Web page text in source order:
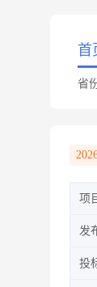
首
省
项
发
投